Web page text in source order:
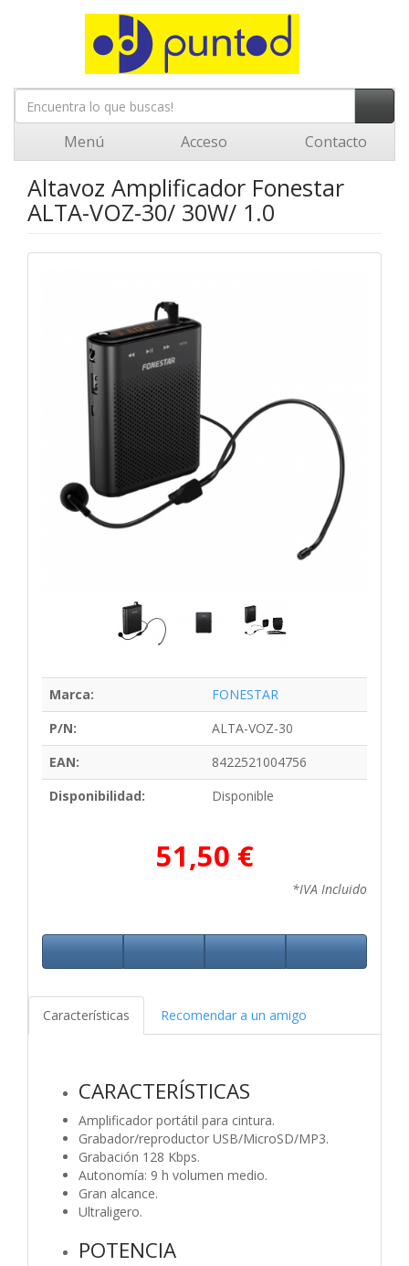
Menú Acceso Contacto
Altavoz Amplificador Fonestar
ALTA-VOZ-30/ 30W/ 1.0
Marca:
FONESTAR
P/N:
ALTA-VOZ-30
EAN:
8422521004756
Disponibilidad:
Disponible
51,50 €
*IVA Incluido
Características Recomendar a un amigo
CARACTERÍSTICAS
Amplificador portátil para cintura.
Grabador/reproductor USB/MicroSD/MP3.
Grabación 128 Kbps.
Autonomía: 9 h volumen medio.
Gran alcance.
Ultraligero.
POTENCIA